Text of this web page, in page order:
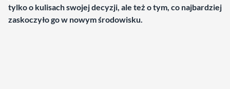
tylko o kulisach swojej decyzji, ale też o tym, co najbardziej
zaskoczyło go w nowym środowisku.